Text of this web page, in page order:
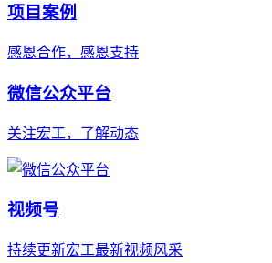
项目案例
感恩合作，感恩支持
微信公众平台
关注宏工，了解动态
视频号
持续更新宏工最新视频风采